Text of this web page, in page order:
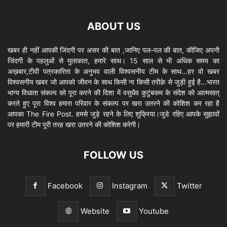
ABOUT US
खबर ही नहीं आपकी जिंदगी पर असर की बात ,जानिए पल-पल की बात, कीजिए अपनी
जिंदगी के पहलुओं से मुलाकात, हमारे साथ। 15 साल से भी अधिक समय का
अख़बार,टीवी पत्रकारिता के अनुभव वाली विश्वसनीय टीम के साथ…हर वो खबर
विश्वसनीय खबर जो आपको जीवन के साथ किसी ना किसी तरीक़े से जुड़ी हुई है…भारत
भाग्य विधाता संकल्प को पूरा करने की दिशा में वसुधैव कुटुंबकम के संदेश को आत्मसात्
करते हुए पूरा विश्व हमारा परिवार के संकल्प पर खरा उतरने की कोशिश कर रहा है
आपका The Fire Post. हमसे जुड़े रहने के लिए शुक्रिया।जुडे रहिए आपके सुझावों
पर हमारी टीम पूरी तरह खरा उतरने की कोशिश करेगी।
FOLLOW US
Facebook Instagram Twitter
Website Youtube